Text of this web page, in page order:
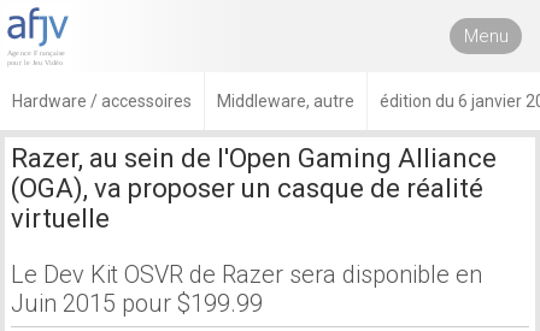
Menu
Hardware / accessoires Middleware, autre édition du 6 janvier
Razer, au sein de l'Open Gaming Alliance
(OGA), va proposer un casque de réalité
virtuelle
Le Dev Kit OSVR de Razer sera disponible en
Juin 2015 pour $199.99